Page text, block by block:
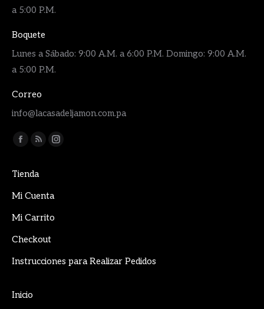
a 5:00 P.M.
Boquete
Lunes a Sábado: 9:00 A.M. a 6:00 P.M. Domingo: 9:00 A.M.
a 5:00 P.M.
Correo
info@lacasadeljamon.com.pa
Encuéntranos en:
Facebook
opens
in
window
Rss
opens
in
window
Instagram
Tienda
Mi Cuenta
Mi Carrito
Checkout
Instrucciones para Realizar Pedidos
Inicio